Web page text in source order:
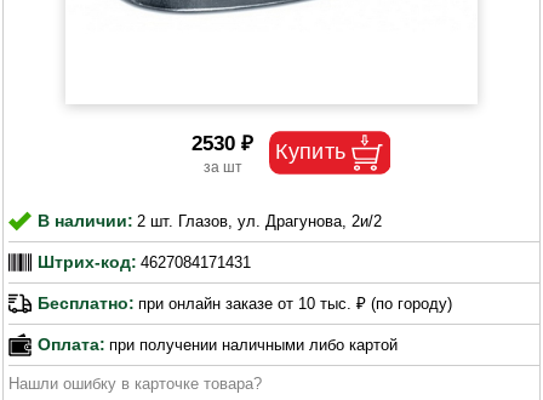
2530 ₽
В наличии: 2 шт. Глазов, ул. Драгунова, 2и/2
Штрих-код: 4627084171431
Бесплатно: при онлайн заказе от 10 тыс. ₽ (по городу)
Оплата: при получении наличными либо картой
Нашли ошибку в карточке товара?